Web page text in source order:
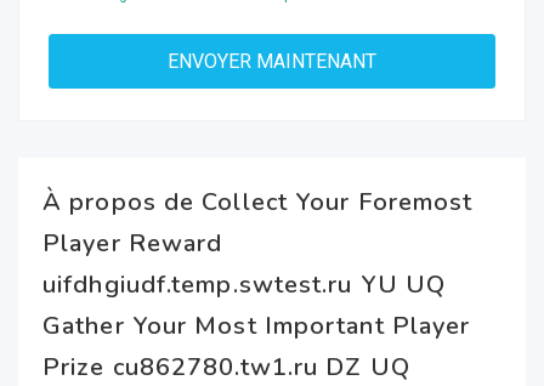
À propos de Collect Your Foremost
Player Reward
uifdhgiudf.temp.swtest.ru YU UQ
Gather Your Most Important Player
Prize cu862780.tw1.ru DZ UQ